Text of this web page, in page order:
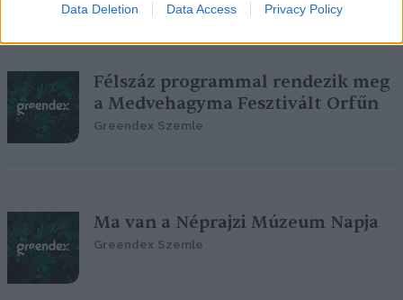
Data Deletion Data Access Privacy Policy
Félszáz programmal rendezik meg
a Medvehagyma Fesztivált Orfűn
Greendex Szemle
Ma van a Néprajzi Múzeum Napja
Greendex Szemle